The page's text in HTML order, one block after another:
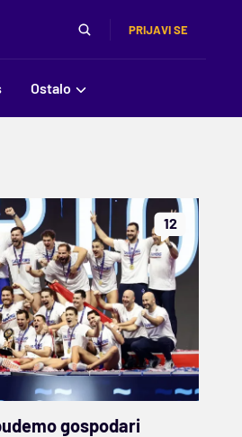
PRIJAVI SE
Ostalo
12
gospodari